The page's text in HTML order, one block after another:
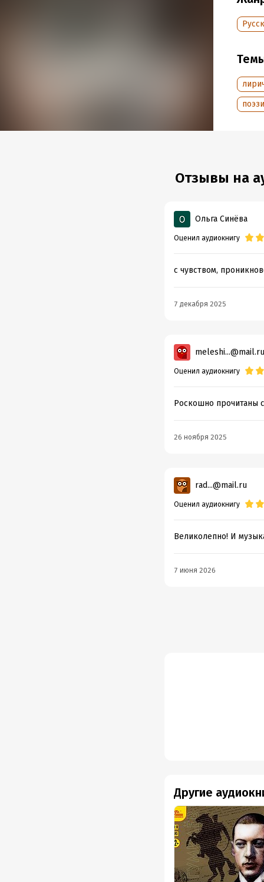
Дата
Отзывы на
Ольга Синёва
Оценил аудиокнигу
с чувством,
7 декабря 2025
meleshi...@mail.ru
Оценил аудиокнигу
Роскошно прочитаны
26 ноября 2025
rad...@mail.ru
Оценил аудиокнигу
Великолепно! И
7 июня 2026
Другие